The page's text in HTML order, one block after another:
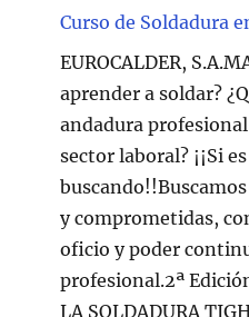
Curso de Soldadura
EUROCALDER,
aprender a soldar?
andadura
sector laboral? ¡¡Si
y comprometidas,
oficio y poder
profesional.2ª
LA SOLDADURA